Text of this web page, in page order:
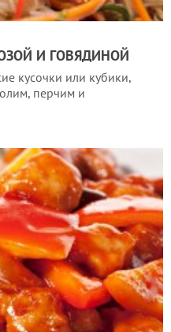
И ГОВЯДИНОЙ
кусочки или кубики,
перчим и